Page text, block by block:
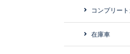
コンプリー
在庫車